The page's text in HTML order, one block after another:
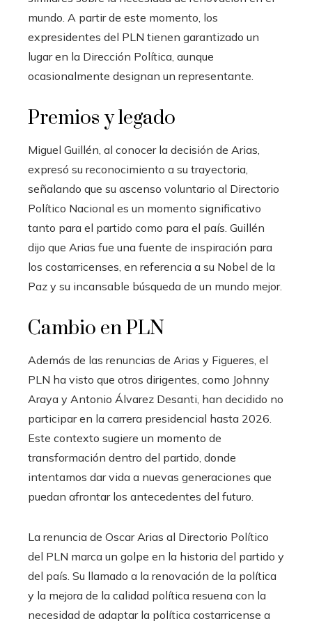
mundo. A partir de este momento, los
expresidentes del PLN tienen garantizado un
lugar en la Dirección Política, aunque
ocasionalmente designan un representante.
Premios y legado
Miguel Guillén, al conocer la decisión de Arias,
expresó su reconocimiento a su trayectoria,
señalando que su ascenso voluntario al Directorio
Político Nacional es un momento significativo
tanto para el partido como para el país. Guillén
dijo que Arias fue una fuente de inspiración para
los costarricenses, en referencia a su Nobel de la
Paz y su incansable búsqueda de un mundo mejor.
Cambio en PLN
Además de las renuncias de Arias y Figueres, el
PLN ha visto que otros dirigentes, como Johnny
Araya y Antonio Álvarez Desanti, han decidido no
participar en la carrera presidencial hasta 2026.
Este contexto sugiere un momento de
transformación dentro del partido, donde
intentamos dar vida a nuevas generaciones que
puedan afrontar los antecedentes del futuro.
La renuncia de Oscar Arias al Directorio Político
del PLN marca un golpe en la historia del partido y
del país. Su llamado a la renovación de la política
y la mejora de la calidad política resuena con la
necesidad de adaptar la política costarricense a